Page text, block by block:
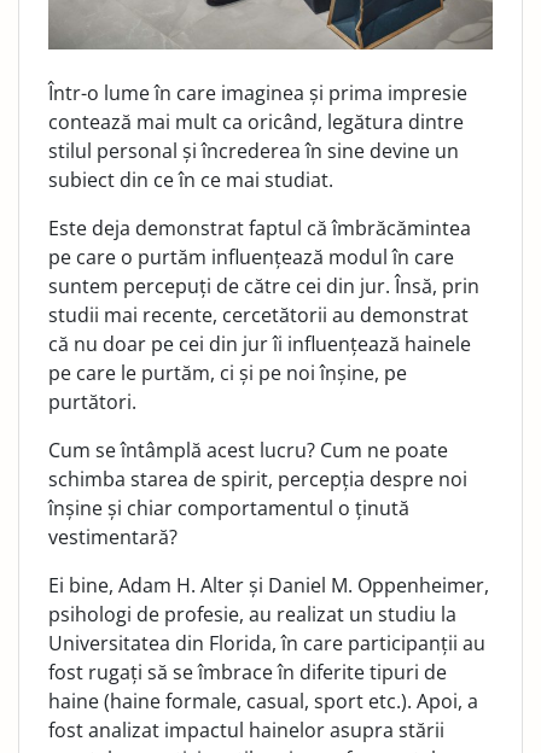
Într-o lume în care imaginea și prima impresie
contează mai mult ca oricând, legătura dintre
stilul personal și încrederea în sine devine un
subiect din ce în ce mai studiat.
Este deja demonstrat faptul că îmbrăcămintea
pe care o purtăm influențează modul în care
suntem percepuți de către cei din jur. Însă, prin
studii mai recente, cercetătorii au demonstrat
că nu doar pe cei din jur îi influențează hainele
pe care le purtăm, ci și pe noi înșine, pe
purtători.
Cum se întâmplă acest lucru? Cum ne poate
schimba starea de spirit, percepția despre noi
înșine și chiar comportamentul o ținută
vestimentară?
Ei bine, Adam H. Alter și Daniel M. Oppenheimer,
psihologi de profesie, au realizat un studiu la
Universitatea din Florida, în care participanții au
fost rugați să se îmbrace în diferite tipuri de
haine (haine formale, casual, sport etc.). Apoi, a
fost analizat impactul hainelor asupra stării